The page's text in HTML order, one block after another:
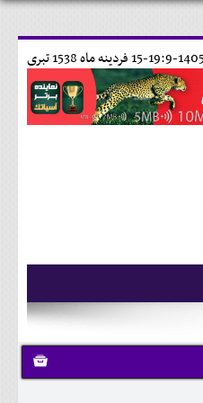
15 فردينه ماه 1538 تبری